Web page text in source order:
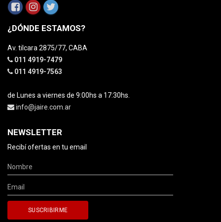
¿DÓNDE ESTAMOS?
Av. tilcara 2875/77, CABA
011 4919-7479
011 4919-7563
de Lunes a viernes de 9:00hs a 17:30hs.
info@jaire.com.ar
NEWSLETTER
Recibí ofertas en tu email